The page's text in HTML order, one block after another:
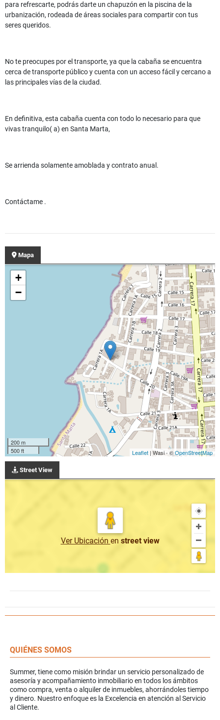
para refrescarte, podrás darte un chapuzón en la piscina de la
urbanización, rodeada de áreas sociales para compartir con tus
seres queridos.
No te preocupes por el transporte, ya que la cabaña se encuentra
cerca de transporte público y cuenta con un acceso fácil y cercano a
las principales vías de la ciudad.
En definitiva, esta cabaña cuenta con todo lo necesario para que
vivas tranquilo( a) en Santa Marta,
Se arrienda solamente amoblada y contrato anual.
Contáctame .
Mapa
+
−
200 m
500 ft
Leaflet | Wasi - ©OpenStreetMap
Street View
Ver Ubicación en street view
QUIÉNES SOMOS
Summer, tiene como misión brindar un servicio personalizado de
asesoría y acompañamiento inmobiliario en todos los ámbitos
como compra, venta o alquiler de inmuebles, ahorrándoles tiempo
y dinero. Nuestro enfoque es la Excelencia en atención al Servicio
al Cliente.